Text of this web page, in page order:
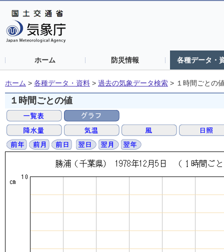
ホーム 防災情報 各種データ・
ホーム > 各種データ・資料 > 過去の気象データ検索 > １時間ごとの
１時間ごとの値